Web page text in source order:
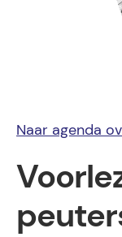
Naar agenda